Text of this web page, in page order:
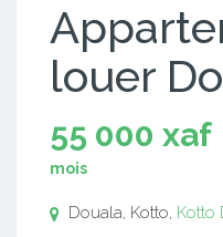
louer
55 000 xaf
mois
Douala, Kotto, Kotto